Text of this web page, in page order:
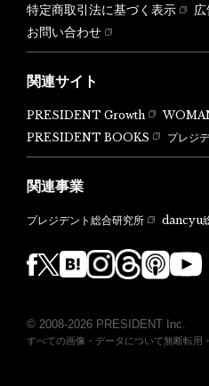
特定商取引法に基づく表示
お問い合わせ
関連サイト
PRESIDENT Growth
PRESIDENT BOOKS
プレジ
関連事業
プレジデント総合研究所 dancyu
© 2008-2026 PRESIDENT Inc.
すべての画像・データについて無断転用